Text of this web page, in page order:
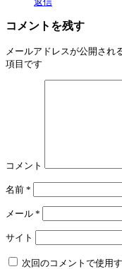
コメントを残す
メールアドレスが公開され
項目です
コメント
名前 *
メール *
サイト
次回のコメントで使用